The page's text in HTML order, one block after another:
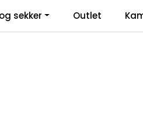
Infosenter Favoritter
sekker Outlet